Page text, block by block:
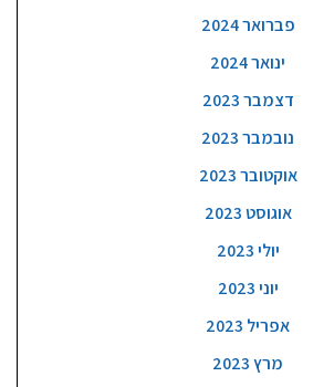
פברואר 2024
ינואר 2024
דצמבר 2023
נובמבר 2023
אוקטובר 2023
אוגוסט 2023
יולי 2023
יוני 2023
אפריל 2023
מרץ 2023